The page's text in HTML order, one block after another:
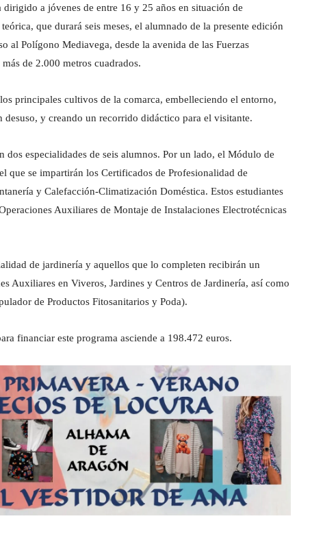
dirigido a jóvenes de entre 16 y 25 años en situación de
que durará seis meses, el alumnado de la presente edición
al Polígono Mediavega, desde la avenida de las Fuerzas
de 2.000 metros cuadrados.
principales cultivos de la comarca, embelleciendo el entorno,
y creando un recorrido didáctico para el visitante.
dos especialidades de seis alumnos. Por un lado, el Módulo de
que se impartirán los Certificados de Profesionalidad de
y Calefacción-Climatización Doméstica. Estos estudiantes
Auxiliares de Montaje de Instalaciones Electrotécnicas
de jardinería y aquellos que lo completen recibirán un
Auxiliares en Viveros, Jardines y Centros de Jardinería, así como
de Productos Fitosanitarios y Poda).
financiar este programa asciende a 198.472 euros.